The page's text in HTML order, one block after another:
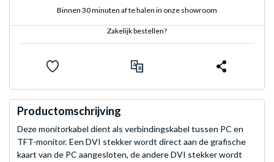
Binnen 30 minuten af te halen in onze showroom
Zakelijk bestellen?
Productomschrijving
Deze monitorkabel dient als verbindingskabel tussen PC en
TFT-monitor. Een DVI stekker wordt direct aan de grafische
kaart van de PC aangesloten, de andere DVI stekker wordt